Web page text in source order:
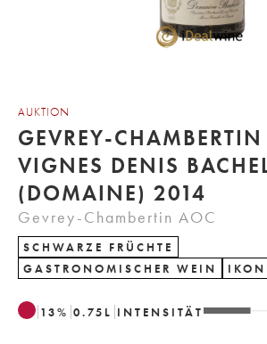
AUKTION
GEVREY-CHAMBERTIN
VIGNES DENIS
(DOMAINE) 2014
Gevrey-Chambertin AOC
SCHWARZE FRÜCHTE
GASTRONOMISCHER WEIN
13% 0.75 L INTENSITÄT